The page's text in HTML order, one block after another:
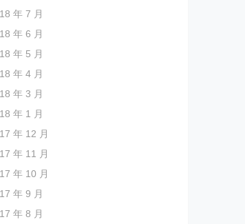
年 7 月
年 6 月
年 5 月
年 4 月
年 3 月
年 1 月
年 12 月
年 11 月
年 10 月
年 9 月
年 8 月